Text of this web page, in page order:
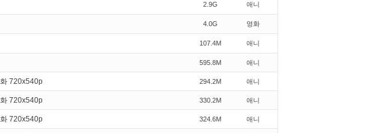
2.9G 애니
4.0G 영화
107.4M 애니
595.8M 애니
720x540p 294.2M 애니
720x540p 330.2M 애니
720x540p 324.6M 애니